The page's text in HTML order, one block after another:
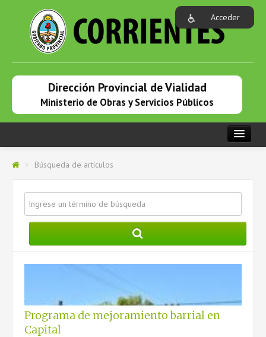
Acceder
Dirección Provincial de Vialidad
Ministerio de Obras y Servicios Públicos
LEGISLACIONES
LICITACIONES
NOVEDADES
> Búsqueda de artículos
Programa de mejoramiento barrial en
Capital